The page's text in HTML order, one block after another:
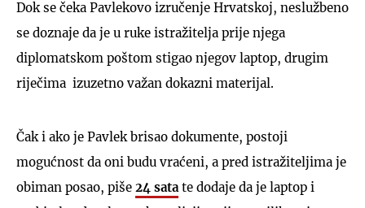
Dok se čeka Pavlekovo izručenje Hrvatskoj, neslužbeno
se doznaje da je u ruke istražitelja prije njega
diplomatskom poštom stigao njegov laptop, drugim
riječima izuzetno važan dokazni materijal.
Čak i ako je Pavlek brisao dokumente, postoji
mogućnost da oni budu vraćeni, a pred istražiteljima je
obiman posao, piše 24 sata te dodaje da je laptop i